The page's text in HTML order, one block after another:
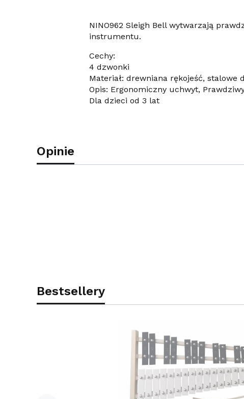
NINO962 Sleigh Bell wytwarzają
instrumentu.
Cechy:
4 dzwonki
Materiał: drewniana rękojeść, stalowe
Opis: Ergonomiczny uchwyt,
Dla dzieci od 3 lat
Opinie
Bestsellery